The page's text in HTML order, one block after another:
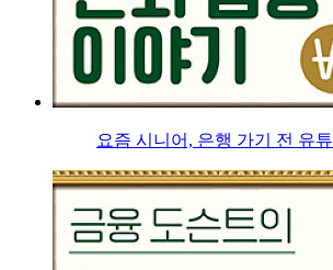
요즘 시니어, 은행 가기 전 유